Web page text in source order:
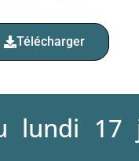
Télécharger
lundi 17